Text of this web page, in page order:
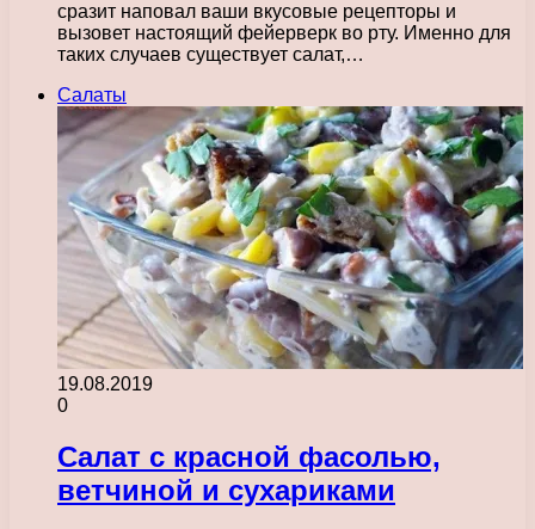
сразит наповал ваши вкусовые рецепторы и
вызовет настоящий фейерверк во рту. Именно для
таких случаев существует салат,…
Салаты
19.08.2019
0
Салат с красной фасолью,
ветчиной и сухариками